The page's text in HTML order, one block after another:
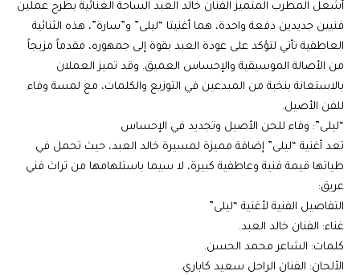
أشعل المطرب المتميز الفنان خالد العبد الساحة الغنائية بطرح عملين
فنيين جديدين دفعة واحدة، هما أغنيتا “ليلى” و”سارة”، هذه الثنائية
العاطفية تأتي لتؤكد على عودة العبد بقوة إلى جمهوره، مقدماً مزيجاً
من الأصالة الموسيقية والإحساس العميق. وقد تميز العملان
بالاستعانة بنخبة من المبدعين في التوزيع والكلمات، مع لمسة وفاء
للفن الأصيل.
“ليلى”: وفاء للحن الأصيل وتجديد في الإحساس
تعد أغنية “ليلى” إضافة مميزة لمسيرة خالد العبد، حيث تحمل في
طياتها قيمة فنية وعاطفية كبيرة، لا سيما باستلهامها من تراث فني
عريق:
التفاصيل الفنية لأغنية “ليلى”
غناء: الفنان خالد العبد.
كلمات: الشاعر محمد الحسن.
الألحان: الفنان الراحل سعيد كاباري.